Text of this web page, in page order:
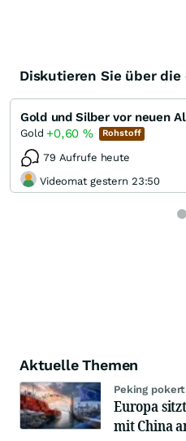
Diskutieren Sie über
Gold und Silber vor neuen
Gold +0,60 % Rohstoff
79 Aufrufe heute
Videomat gestern 23:50
Aktuelle Themen
Peking
Europa
mit China